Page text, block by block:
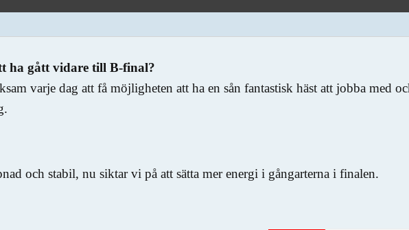
ha gått vidare till B-final?
varje dag att få möjligheten att ha en sån fantastisk häst att jobba med
och stabil, nu siktar vi på att sätta mer energi i gångarterna i finalen.